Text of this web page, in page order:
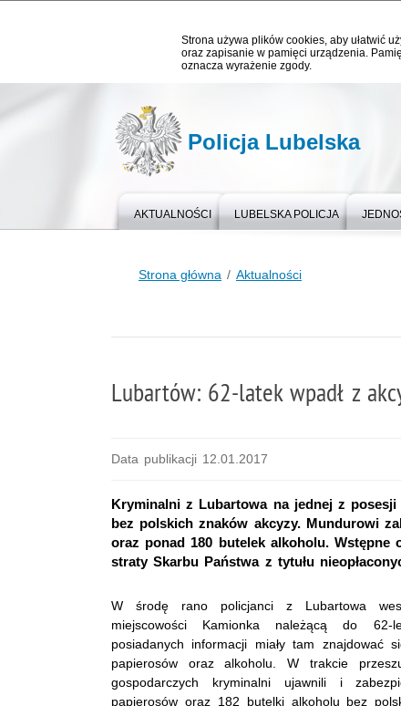
Strona używa plików cookies, aby ułatwić
oraz zapisanie w pamięci urządzenia.
oznacza wyrażenie zgody.
Policja Lubelska
AKTUALNOŚCI LUBELSKA POLICJA
Strona główna Aktualności
Lubartów: 62-latek wpadł z
Data publikacji 12.01.2017
Kryminalni z Lubartowa na jednej z
bez polskich znaków akcyzy. Mundurowi
oraz ponad 180 butelek alkoholu.
straty Skarbu Państwa z tytułu
W środę rano policjanci z Lubartowa
miejscowości Kamionka należącą do 62-
posiadanych informacji miały tam znajdować
papierosów oraz alkoholu. W trakcie
gospodarczych kryminalni ujawnili i
papierosów oraz 182 butelki alkoholu bez